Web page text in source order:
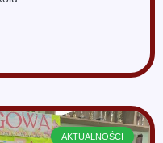
AKTUALNOŚCI